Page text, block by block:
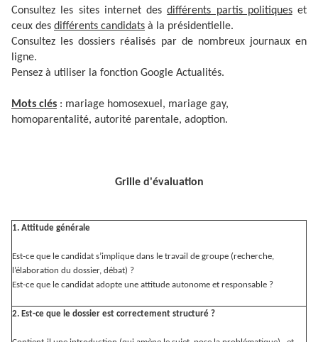
Consultez les sites internet desdifférents partis politiqueset
ceux des différents candidats à la présidentielle.
Consultez les dossiers réalisés par de nombreux journaux en
ligne.
Pensez à utiliser la fonction Google Actualités.
Mots clés : mariage homosexuel, mariage gay,
homoparentalité, autorité parentale, adoption.
Grille d'évaluation
1. Attitude générale
Est-ce que le candidat s’implique dans le travail de groupe (recherche,
l’élaboration du dossier, débat) ?
Est-ce que le candidat adopte une attitude autonome et responsable ?
2. Est-ce que le dossier est correctement structuré ?